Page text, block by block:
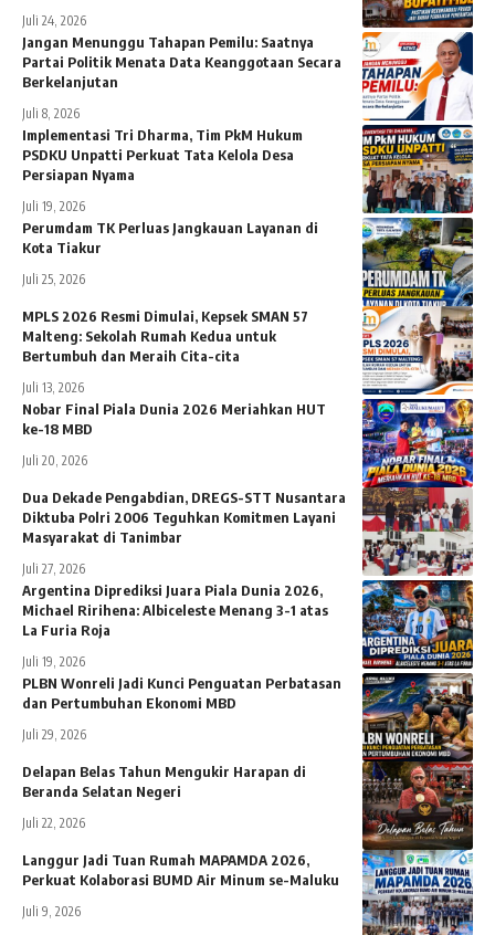
Juli 24, 2026
Jangan Menunggu Tahapan Pemilu: Saatnya
Partai Politik Menata Data Keanggotaan Secara
Berkelanjutan
Juli 8, 2026
Implementasi Tri Dharma, Tim PkM Hukum
PSDKU Unpatti Perkuat Tata Kelola Desa
Persiapan Nyama
Juli 19, 2026
Perumdam TK Perluas Jangkauan Layanan di
Kota Tiakur
Juli 25, 2026
MPLS 2026 Resmi Dimulai, Kepsek SMAN 57
Malteng: Sekolah Rumah Kedua untuk
Bertumbuh dan Meraih Cita-cita
Juli 13, 2026
Nobar Final Piala Dunia 2026 Meriahkan HUT
ke-18 MBD
Juli 20, 2026
Dua Dekade Pengabdian, DREGS-STT Nusantara
Diktuba Polri 2006 Teguhkan Komitmen Layani
Masyarakat di Tanimbar
Juli 27, 2026
Argentina Diprediksi Juara Piala Dunia 2026,
Michael Ririhena: Albiceleste Menang 3-1 atas
La Furia Roja
Juli 19, 2026
PLBN Wonreli Jadi Kunci Penguatan Perbatasan
dan Pertumbuhan Ekonomi MBD
Juli 29, 2026
Delapan Belas Tahun Mengukir Harapan di
Beranda Selatan Negeri
Juli 22, 2026
Langgur Jadi Tuan Rumah MAPAMDA 2026,
Perkuat Kolaborasi BUMD Air Minum se-Maluku
Juli 9, 2026